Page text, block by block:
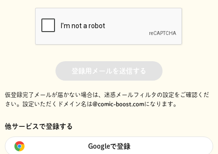
登録用メールを送信する
仮登録完了メールが届かない場合は、迷惑メールフィルタの設定をご確認くだ
さい。 設定いただくドメイン名は@comic-boost.comになります。
他サービスで登録する
Googleで登録